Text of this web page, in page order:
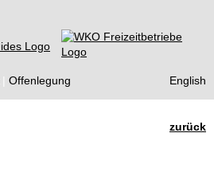
Offenlegung English
zurück